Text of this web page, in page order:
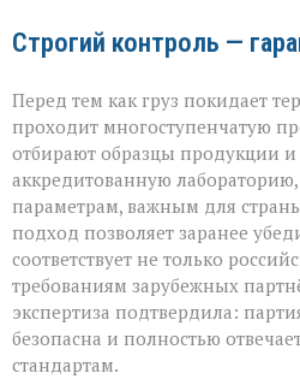
Строгий контроль —
Перед тем как груз покидает
проходит многоступенчатую
отбирают образцы продукции
аккредитованную
параметрам, важным для
подход позволяет заранее
соответствует не только
требованиям зарубежных
экспертиза подтвердила:
безопасна и полностью
стандартам.